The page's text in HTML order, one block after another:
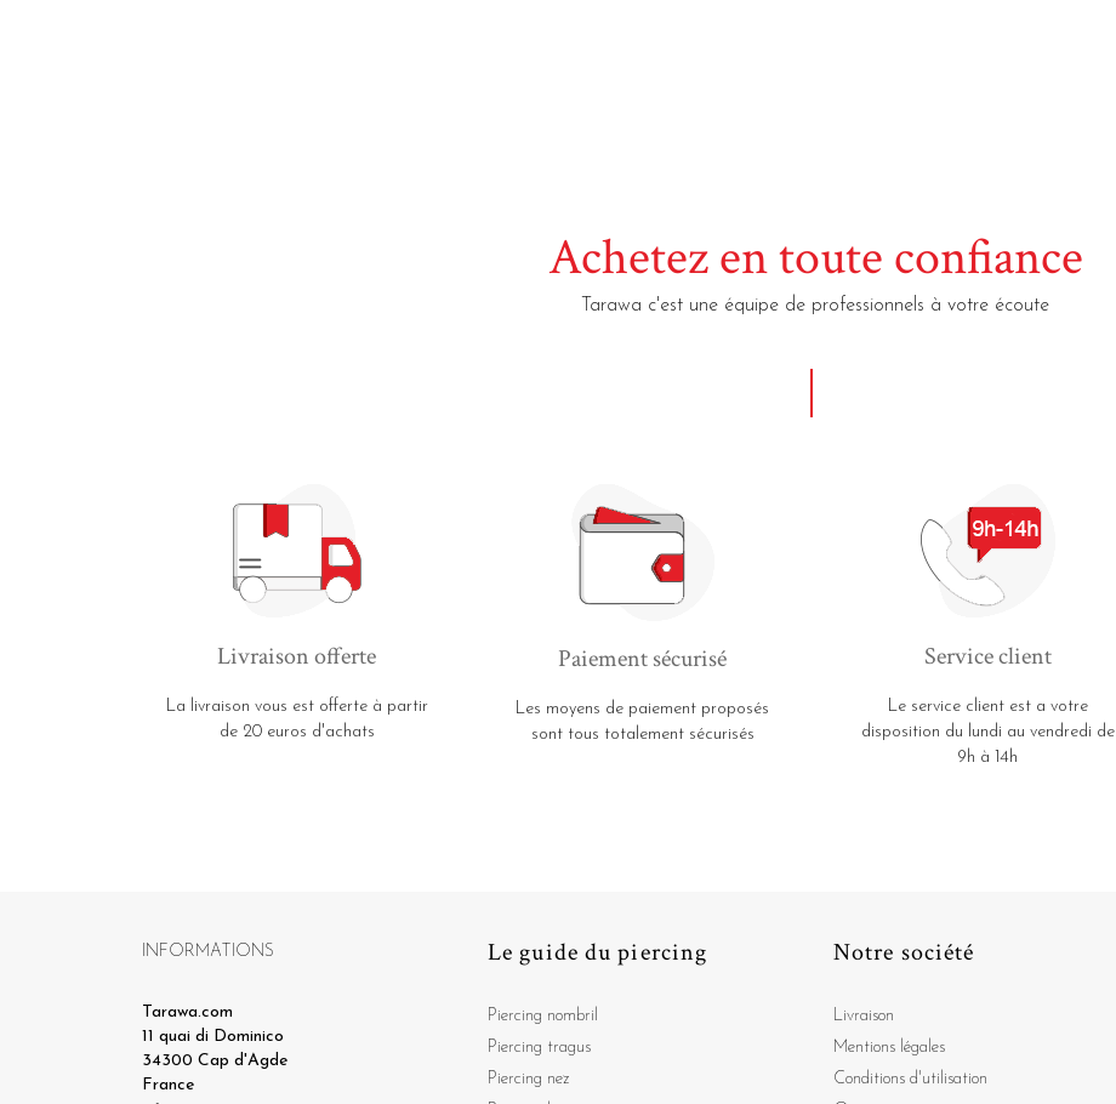
Achetez en toute confiance
Tarawa c'est une équipe de professionnels à votre écoute
Livraison offerte
La livraison vous est offerte à partir
de 20 euros d'achats
Paiement sécurisé
Les moyens de paiement proposés
sont tous totalement sécurisés
Service client
Le service client est a votre
disposition du lundi au vendredi de
9h à 14h
INFORMATIONS
Tarawa.com
11 quai di Dominico
34300 Cap d'Agde
France
Le guide du piercing
Piercing nombril
Piercing tragus
Piercing nez
Notre société
Livraison
Mentions légales
Conditions d'utilisation